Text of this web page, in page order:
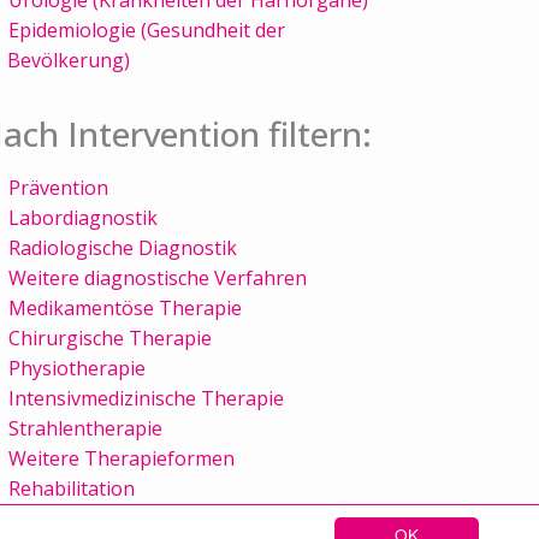
OK
Epidemiologie (Gesundheit der
Bevölkerung)
Intervention filtern:
Prävention
Labordiagnostik
Radiologische Diagnostik
Weitere diagnostische Verfahren
Medikamentöse Therapie
Chirurgische Therapie
Physiotherapie
Intensivmedizinische Therapie
Strahlentherapie
Weitere Therapieformen
Rehabilitation